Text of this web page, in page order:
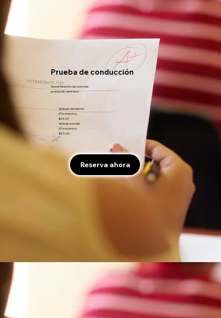
Prueba de conducción
Departamento de Licencias
prueba de carretera
Vehículo del cliente
(Por intento):
$65.00
Vehículo escolar
(Por intento):
$85.00
Reserva ahora